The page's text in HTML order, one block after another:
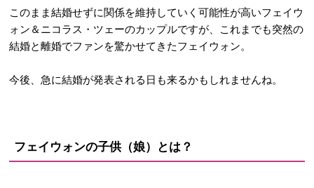
このまま結婚せずに関係を維持していく可能性が高いフェイウ
ォン＆ニコラス・ツェーのカップルですが、これまでも突然の
結婚と離婚でファンを驚かせてきたフェイウォン。
今後、急に結婚が発表される日も来るかもしれませんね。
フェイウォンの子供（娘）とは？